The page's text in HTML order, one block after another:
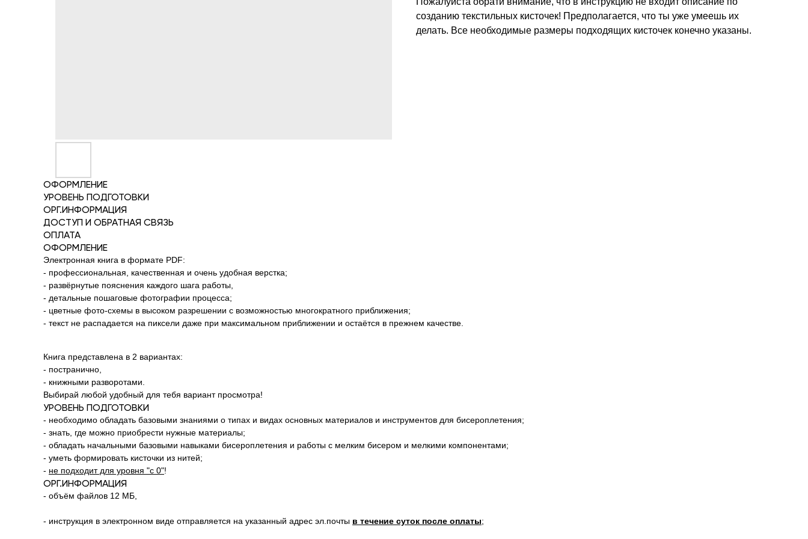
созданию текстильных кисточек! Предполагается, что ты уже умеешь их
делать. Все необходимые размеры подходящих кисточек конечно указаны.
ОФОРМЛЕНИЕ
УРОВЕНЬ ПОДГОТОВКИ
ОРГ.ИНФОРМАЦИЯ
ДОСТУП И ОБРАТНАЯ СВЯЗЬ
ОПЛАТА
ОФОРМЛЕНИЕ
Электронная книга в формате PDF:
- профессиональная, качественная и очень удобная верстка;
- развёрнутые пояснения каждого шага работы,
- детальные пошаговые фотографии процесса;
- цветные фото-схемы в высоком разрешении с возможностью многократного приближения;
- текст не распадается на пиксели даже при максимальном приближении и остаётся в прежнем качестве.
Книга представлена в 2 вариантах:
- постранично,
- книжными разворотами.
Выбирай любой удобный для тебя вариант просмотра!
УРОВЕНЬ ПОДГОТОВКИ
- необходимо обладать базовыми знаниями о типах и видах основных материалов и инструментов для бисероплетения;
- знать, где можно приобрести нужные материалы;
- обладать начальными базовыми навыками бисероплетения и работы с мелким бисером и мелкими компонентами;
- уметь формировать кисточки из нитей;
- не подходит для уровня "с 0"!
ОРГ.ИНФОРМАЦИЯ
- объём файлов 12 МБ,
- инструкция в электронном виде отправляется на указанный адрес эл.почты в течение суток после оплаты;